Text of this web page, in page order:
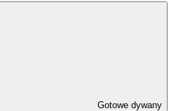
Gotowe dywany